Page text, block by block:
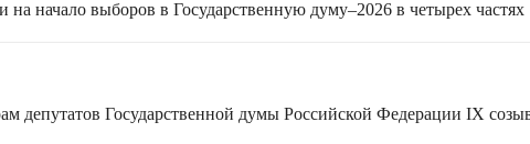
начало выборов в Государственную думу–2026 в четырех частях
депутатов Государственной думы Российской Федерации IX